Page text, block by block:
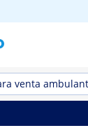
venta